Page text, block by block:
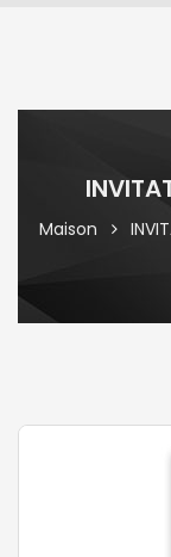
Maison